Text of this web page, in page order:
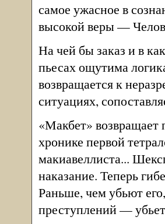
самое ужасное в
высокой веры —
На чей бы заказ и в
пьесах ощутима
возвращается к
ситуациях,
«Макбет» возвращает
хронике первой
макиавеллиста...
наказание. Теперь
Раньше, чем убьют
преступлений — убьет